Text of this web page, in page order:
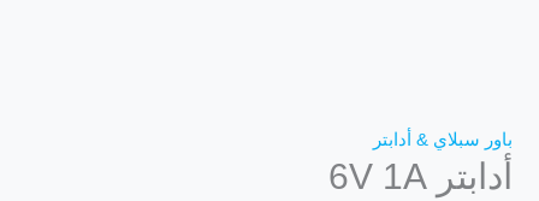
باور سبلاي & أدابتر
أدابتر 6V 1A